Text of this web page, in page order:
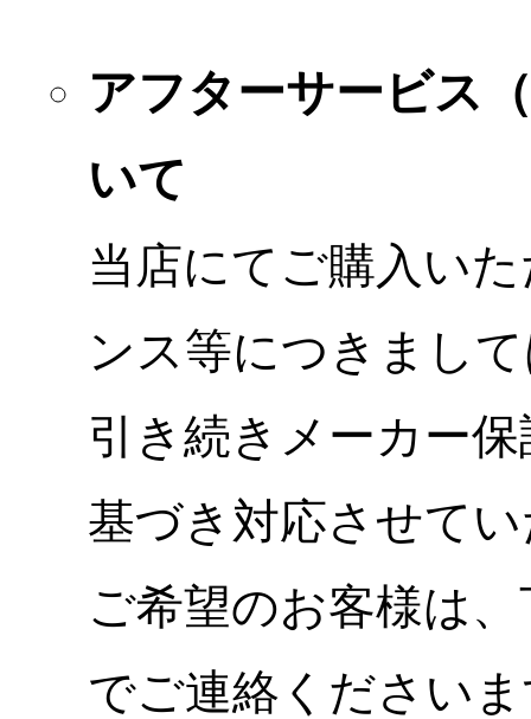
アフターサービス
いて
当店にてご購入い
ンス等につきまし
引き続きメーカー
基づき対応させて
ご希望のお客様は
でご連絡ください